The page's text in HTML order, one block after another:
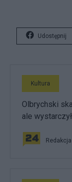
Udostępnij
Kultura
Olbrychski
ale
Redakcja